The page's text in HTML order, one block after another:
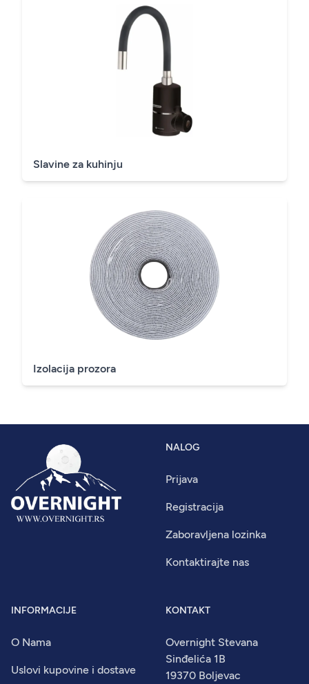
Slavine za kuhinju
Izolacija prozora
NALOG
Prijava
Registracija
Zaboravljena lozinka
Kontaktirajte nas
INFORMACIJE
O Nama
Uslovi kupovine i dostave
KONTAKT
Overnight Stevana
Sinđelića 1B
19370 Boljevac